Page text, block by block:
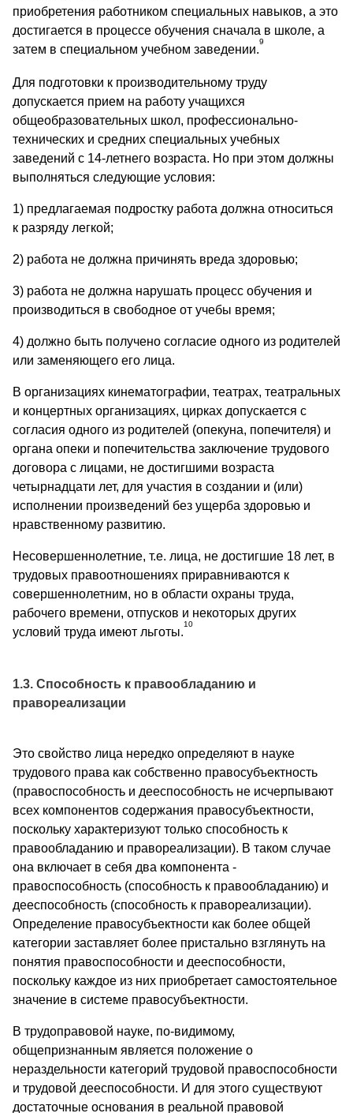
приобретения работником специальных навыков, а это
достигается в процессе обучения сначала в школе, а
затем в специальном учебном заведении.
9
Для подготовки к производительному труду
допускается прием на работу учащихся
общеобразовательных школ, профессионально-
технических и средних специальных учебных
заведений с 14-летнего возраста. Но при этом должны
выполняться следующие условия:
1) предлагаемая подростку работа должна относиться
к разряду легкой;
2) работа не должна причинять вреда здоровью;
3) работа не должна нарушать процесс обучения и
производиться в свободное от учебы время;
4) должно быть получено согласие одного из родителей
или заменяющего его лица.
В организациях кинематографии, театрах, театральных
и концертных организациях, цирках допускается с
согласия одного из родителей (опекуна, попечителя) и
органа опеки и попечительства заключение трудового
договора с лицами, не достигшими возраста
четырнадцати лет, для участия в создании и (или)
исполнении произведений без ущерба здоровью и
нравственному развитию.
Несовершеннолетние, т.е. лица, не достигшие 18 лет, в
трудовых правоотношениях приравниваются к
совершеннолетним, но в области охраны труда,
рабочего времени, отпусков и некоторых других
условий труда имеют льготы.
10
1.3. Способность к правообладанию и
правореализации
Это свойство лица нередко определяют в науке
трудового права как собственно правосубъектность
(правоспособность и дееспособность не исчерпывают
всех компонентов содержания правосубъектности,
поскольку характеризуют только способность к
правообладанию и правореализации). В таком случае
она включает в себя два компонента -
правоспособность (способность к правообладанию) и
дееспособность (способность к правореализации).
Определение правосубъектности как более общей
категории заставляет более пристально взглянуть на
понятия правоспособности и дееспособности,
поскольку каждое из них приобретает самостоятельное
значение в системе правосубъектности.
В трудоправовой науке, по-видимому,
общепризнанным является положение о
нераздельности категорий трудовой правоспособности
и трудовой дееспособности. И для этого существуют
достаточные основания в реальной правовой